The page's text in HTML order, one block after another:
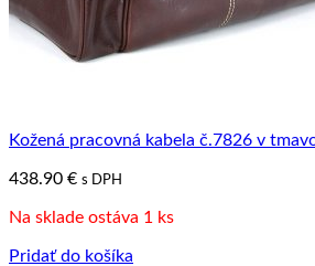
Kožená pracovná kabela č.7826 v
438.90 € s DPH
Na sklade ostáva 1 ks
Pridať do košíka